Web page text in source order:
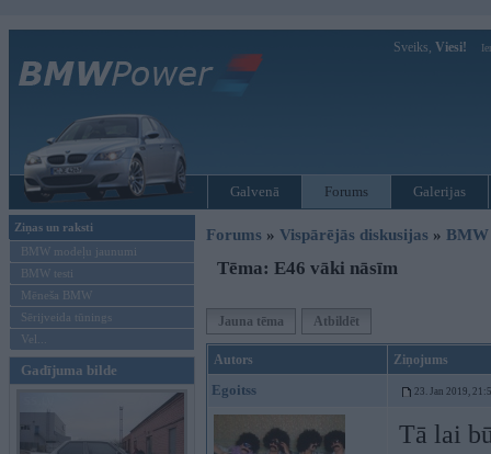
Sveiks, Viesi!
Galvenā Forums Galerijas
Ziņas un raksti
BMW modeļu jaunumi
BMW testi
Mēneša BMW
Sērijveida tūnings
Vel...
Gadījuma bilde
Forums » Vispārējās diskusijas » BMW
Tēma: E46 vāki nāsīm
Jauna tēma Atbildēt
Autors Ziņojums
Egoitss 23. Jan 2019,
Tā lai